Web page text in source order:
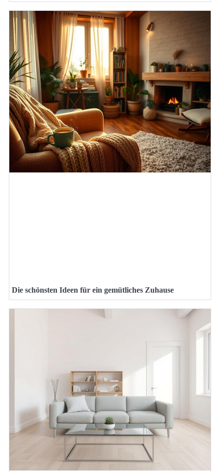
Die schönsten Ideen für ein gemütliches Zuhause